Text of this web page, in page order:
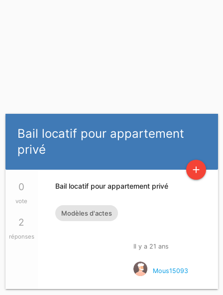
Bail locatif pour appartement
privé
add
0
vote
2
réponses
Bail locatif pour appartement privé
Modèles d'actes
Il y a 21 ans
Mous15093